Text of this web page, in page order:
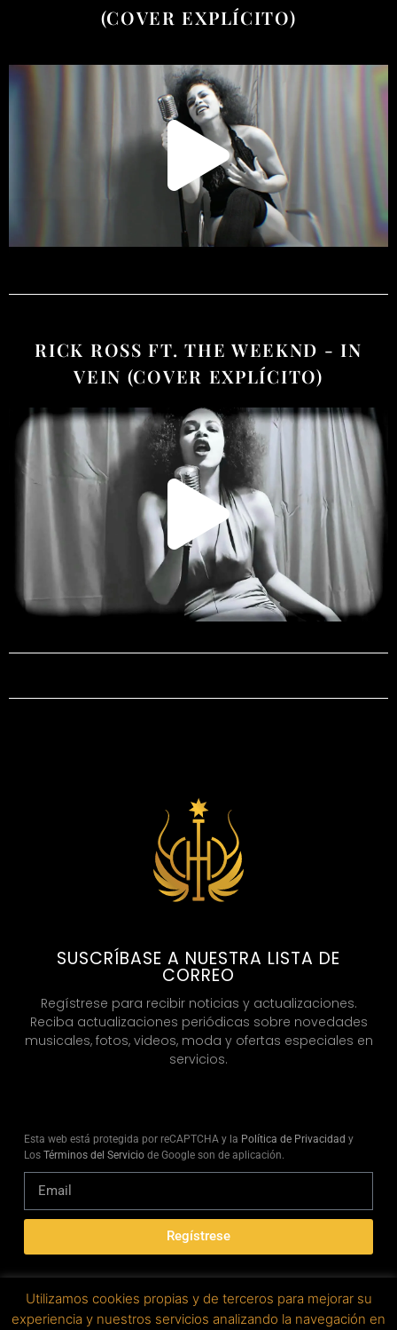
(COVER EXPLÍCITO)
RICK ROSS FT. THE WEEKND - IN
VEIN (COVER EXPLÍCITO)
SUSCRÍBASE A NUESTRA LISTA DE
CORREO
Regístrese para recibir noticias y actualizaciones.
Reciba actualizaciones periódicas sobre novedades
musicales, fotos, videos, moda y ofertas especiales en
servicios.
Esta web está protegida por reCAPTCHA y la Política de Privacidad y
LosTérminos del Servicio de Google son de aplicación.
Regístrese
Utilizamos cookies propias y de terceros para mejorar su
experiencia y nuestros servicios analizando la navegación en